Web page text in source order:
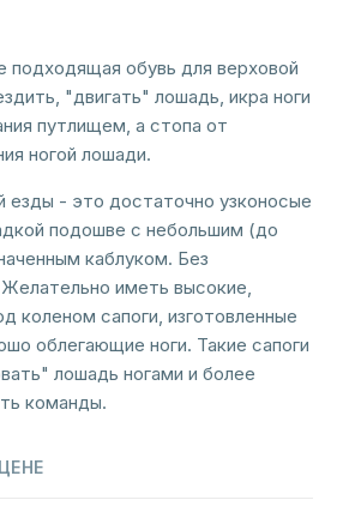
обувь для верховой
"двигать" лошадь, икра ноги
путлищем, а стопа от
ногой лошади.
езды - это достаточно узконосые
подошве с небольшим (до
каблуком. Без
иметь высокие,
коленом сапоги, изготовленные
облегающие ноги. Такие сапоги
лошадь ногами и более
команды.